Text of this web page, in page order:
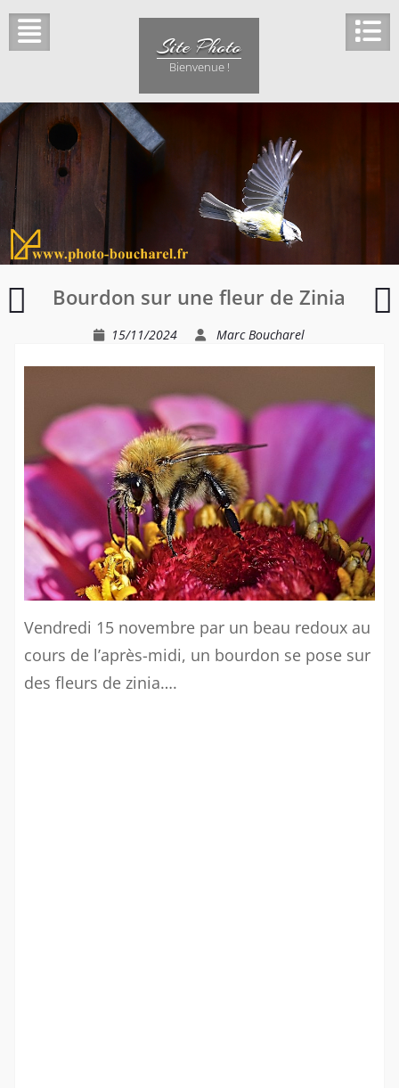
content
Site Photo
Bienvenue !
Matinée
les
Périgueux
Bourdon sur une fleur de Zinia
15/11/2024 Marc Boucharel
Vendredi 15 novembre par un beau redoux au
cours de l’après-midi, un bourdon se pose sur
des fleurs de zinia….